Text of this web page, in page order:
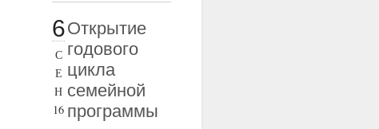
6
С
Е
Н
16
Открытие
годового
цикла
семейной
программы